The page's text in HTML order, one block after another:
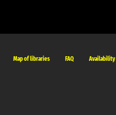
Map of libraries FAQ